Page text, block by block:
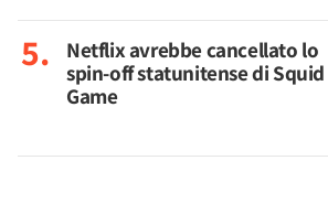
Netflix avrebbe cancellato lo
spin-off statunitense di Squid
Game